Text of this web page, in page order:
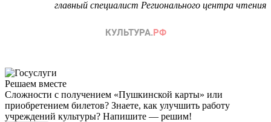
главный специалист Регионального центра чтения
Решаем вместе
Сложности с получением «Пушкинской карты» или
приобретением билетов? Знаете, как улучшить работу
учреждений культуры? Напишите — решим!